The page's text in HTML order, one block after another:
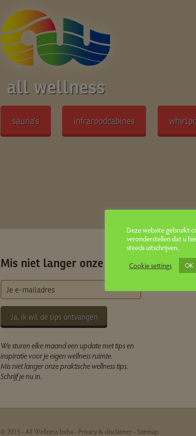
all wellness
sauna’s infraroodcabines
Mis niet langer onze tips
Ja, ik wil de tips ontvangen
We sturen elke maand een update met tips en
inspiratie voor je eigen wellness ruimte.
Mis niet langer onze praktische wellness tips.
Schrijf je nu in.
© 2015 - All Wellness bvba - Privacy & disclaimer- Sitemap
Deze website gebruikt
veronderstellen dat u
steeds uitschrijven..
Cookie settings
OK